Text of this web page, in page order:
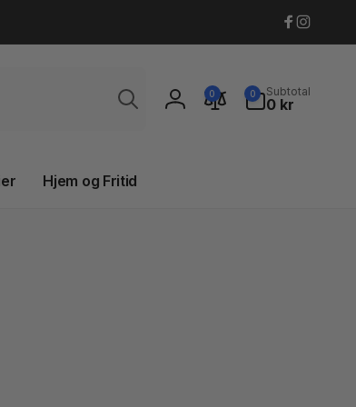
Facebook
Log
0 0
varer
Subtotal
0 kr
Hjem og Fritid